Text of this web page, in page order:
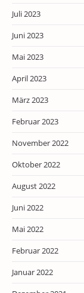
Juli 2023
Juni 2023
Mai 2023
April 2023
März 2023
Februar 2023
November 2022
Oktober 2022
August 2022
Juni 2022
Mai 2022
Februar 2022
Januar 2022